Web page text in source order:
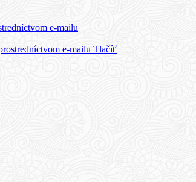
e-mailu
e-mailu Tlačíť